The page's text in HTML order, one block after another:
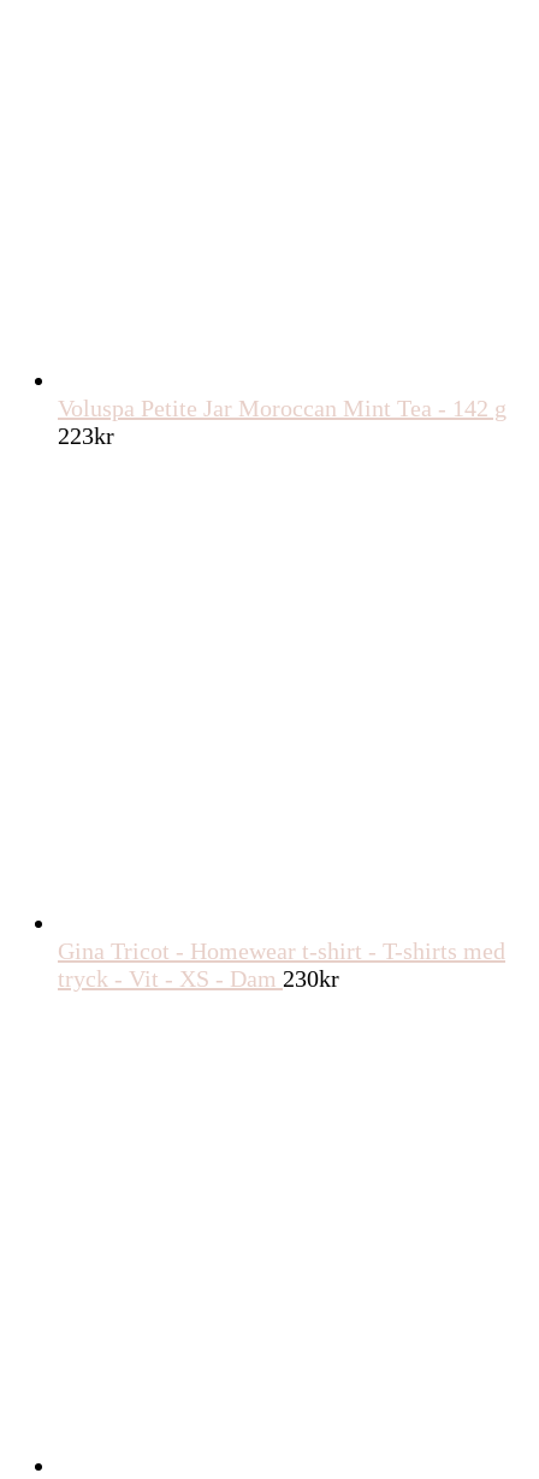
Voluspa Petite Jar Moroccan Mint Tea - 142 g
223kr
Gina Tricot - Homewear t-shirt - T-shirts med
tryck - Vit - XS - Dam 230kr